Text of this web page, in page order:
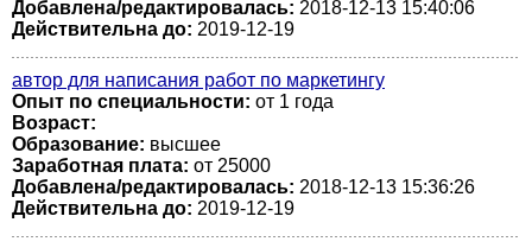
Добавлена/редактировалась: 2018-12-13 15:40:06
Действительна до: 2019-12-19
автор для написания работ по маркетингу
Опыт по специальности: от 1 года
Возраст:
Образование: высшее
Заработная плата: от 25000
Добавлена/редактировалась: 2018-12-13 15:36:26
Действительна до: 2019-12-19